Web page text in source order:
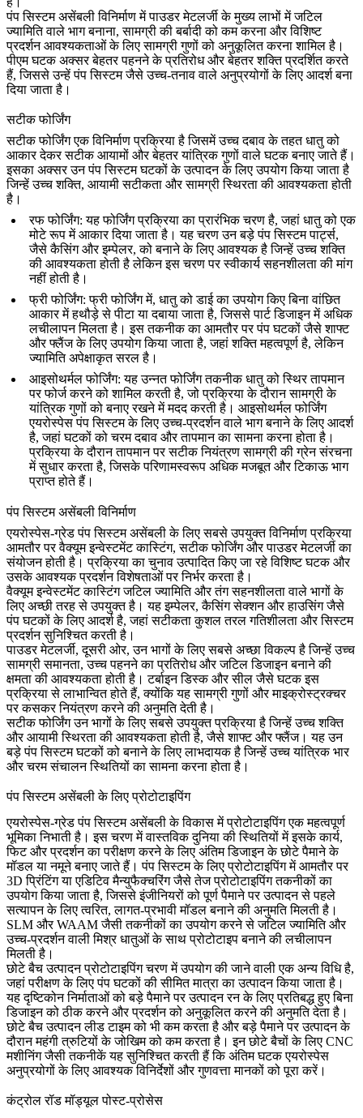
पंप सिस्टम असेंबली विनिर्माण में पाउडर मेटलर्जी के मुख्य लाभों में जटिल
ज्यामिति वाले भाग बनाना, सामग्री की बर्बादी को कम करना और विशिष्ट
प्रदर्शन आवश्यकताओं के लिए सामग्री गुणों को अनुकूलित करना शामिल है।
पीएम घटक अक्सर बेहतर पहनने के प्रतिरोध और बेहतर शक्ति प्रदर्शित करते
हैं, जिससे उन्हें पंप सिस्टम जैसे उच्च-तनाव वाले अनुप्रयोगों के लिए आदर्श बना
दिया जाता है।
सटीक फोर्जिंग
सटीक फोर्जिंगएक विनिर्माण प्रक्रिया है जिसमें उच्च दबाव के तहत धातु को
आकार देकर सटीक आयामों और बेहतर यांत्रिक गुणों वाले घटक बनाए जाते हैं।
इसका अक्सर उन पंप सिस्टम घटकों के उत्पादन के लिए उपयोग किया जाता है
जिन्हें उच्च शक्ति, आयामी सटीकता और सामग्री स्थिरता की आवश्यकता होती
है।
रफ फोर्जिंग: यह फोर्जिंग प्रक्रिया का प्रारंभिक चरण है, जहां धातु को एक
मोटे रूप में आकार दिया जाता है। यह चरण उन बड़े पंप सिस्टम पार्ट्स,
जैसे कैसिंग और इम्पेलर, को बनाने के लिए आवश्यक है जिन्हें उच्च शक्ति
की आवश्यकता होती है लेकिन इस चरण पर स्वीकार्य सहनशीलता की मांग
नहीं होती है।
फ्री फोर्जिंग: फ्री फोर्जिंग में, धातु को डाई का उपयोग किए बिना वांछित
आकार में हथौड़े से पीटा या दबाया जाता है, जिससे पार्ट डिजाइन में अधिक
लचीलापन मिलता है। इस तकनीक का आमतौर पर पंप घटकों जैसे शाफ्ट
और फ्लैंज के लिए उपयोग किया जाता है, जहां शक्ति महत्वपूर्ण है, लेकिन
ज्यामिति अपेक्षाकृत सरल है।
आइसोथर्मल फोर्जिंग: यह उन्नत फोर्जिंग तकनीक धातु को स्थिर तापमान
पर फोर्ज करने को शामिल करती है, जो प्रक्रिया के दौरान सामग्री के
यांत्रिक गुणों को बनाए रखने में मदद करती है। आइसोथर्मल फोर्जिंग
एयरोस्पेस पंप सिस्टम के लिए उच्च-प्रदर्शन वाले भाग बनाने के लिए आदर्श
है, जहां घटकों को चरम दबाव और तापमान का सामना करना होता है।
प्रक्रिया के दौरान तापमान पर सटीक नियंत्रण सामग्री की ग्रेन संरचना
में सुधार करता है, जिसके परिणामस्वरूप अधिक मजबूत और टिकाऊ भाग
प्राप्त होते हैं।
पंप सिस्टम असेंबली विनिर्माण
एयरोस्पेस-ग्रेड पंप सिस्टम असेंबली के लिए सबसे उपयुक्त विनिर्माण प्रक्रिया
आमतौर पर वैक्यूम इन्वेस्टमेंट कास्टिंग, सटीक फोर्जिंग और पाउडर मेटलर्जी का
संयोजन होती है। प्रक्रिया का चुनाव उत्पादित किए जा रहे विशिष्ट घटक और
उसके आवश्यक प्रदर्शन विशेषताओं पर निर्भर करता है।
वैक्यूम इन्वेस्टमेंट कास्टिंगजटिल ज्यामिति और तंग सहनशीलता वाले भागों के
लिए अच्छी तरह से उपयुक्त है। यह इम्पेलर, कैसिंग सेक्शन और हाउसिंग जैसे
पंप घटकों के लिए आदर्श है, जहां सटीकता कुशल तरल गतिशीलता और सिस्टम
प्रदर्शन सुनिश्चित करती है।
पाउडर मेटलर्जी, दूसरी ओर, उन भागों के लिए सबसे अच्छा विकल्प है जिन्हें उच्च
सामग्री समानता, उच्च पहनने का प्रतिरोध और जटिल डिजाइन बनाने की
क्षमता की आवश्यकता होती है। टर्बाइन डिस्क और सील जैसे घटक इस
प्रक्रिया से लाभान्वित होते हैं, क्योंकि यह सामग्री गुणों और माइक्रोस्ट्रक्चर
पर कसकर नियंत्रण करने की अनुमति देती है।
सटीक फोर्जिंगउन भागों के लिए सबसे उपयुक्त प्रक्रिया है जिन्हें उच्च शक्ति
और आयामी स्थिरता की आवश्यकता होती है, जैसे शाफ्ट और फ्लैंज। यह उन
बड़े पंप सिस्टम घटकों को बनाने के लिए लाभदायक है जिन्हें उच्च यांत्रिक भार
और चरम संचालन स्थितियों का सामना करना होता है।
पंप सिस्टम असेंबली के लिए प्रोटोटाइपिंग
एयरोस्पेस-ग्रेड पंप सिस्टम असेंबली के विकास में प्रोटोटाइपिंग एक महत्वपूर्ण
भूमिका निभाती है। इस चरण में वास्तविक दुनिया की स्थितियों में इसके कार्य,
फिट और प्रदर्शन का परीक्षण करने के लिए अंतिम डिजाइन के छोटे पैमाने के
मॉडल या नमूने बनाए जाते हैं। पंप सिस्टम के लिए प्रोटोटाइपिंग में आमतौर पर
3D प्रिंटिंगयाएडिटिव मैन्युफैक्चरिंगजैसे तेज प्रोटोटाइपिंग तकनीकों का
उपयोग किया जाता है, जिससे इंजीनियरों को पूर्ण पैमाने पर उत्पादन से पहले
सत्यापन के लिए त्वरित, लागत-प्रभावी मॉडल बनाने की अनुमति मिलती है।
SLM औरWAAMजैसी तकनीकों का उपयोग करने से जटिल ज्यामिति और
उच्च-प्रदर्शन वाली मिश्र धातुओं के साथ प्रोटोटाइप बनाने की लचीलापन
मिलती है।
छोटे बैच उत्पादनप्रोटोटाइपिंग चरण में उपयोग की जाने वाली एक अन्य विधि है,
जहां परीक्षण के लिए पंप घटकों की सीमित मात्रा का उत्पादन किया जाता है।
यह दृष्टिकोन निर्माताओं को बड़े पैमाने पर उत्पादन रन के लिए प्रतिबद्ध हुए बिना
डिजाइन को ठीक करने और प्रदर्शन को अनुकूलित करने की अनुमति देता है।
छोटे बैच उत्पादन लीड टाइम को भी कम करता है और बड़े पैमाने पर उत्पादन के
दौरान महंगी त्रुटियों के जोखिम को कम करता है। इन छोटे बैचों के लिए CNC
मशीनिंगजैसी तकनीकें यह सुनिश्चित करती हैं कि अंतिम घटक एयरोस्पेस
अनुप्रयोगों के लिए आवश्यक विनिर्देशों और गुणवत्ता मानकों को पूरा करें।
कंट्रोल रॉड मॉड्यूल पोस्ट-प्रोसेस